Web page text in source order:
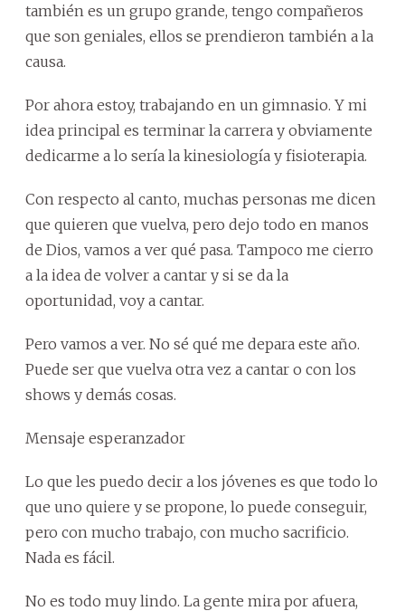
también es un grupo grande, tengo compañeros
que son geniales, ellos se prendieron también a la
causa.
Por ahora estoy, trabajando en un gimnasio. Y mi
idea principal es terminar la carrera y obviamente
dedicarme a lo sería la kinesiología y fisioterapia.
Con respecto al canto, muchas personas me dicen
que quieren que vuelva, pero dejo todo en manos
de Dios, vamos a ver qué pasa. Tampoco me cierro
a la idea de volver a cantar y si se da la
oportunidad, voy a cantar.
Pero vamos a ver. No sé qué me depara este año.
Puede ser que vuelva otra vez a cantar o con los
shows y demás cosas.
Mensaje esperanzador
Lo que les puedo decir a los jóvenes es que todo lo
que uno quiere y se propone, lo puede conseguir,
pero con mucho trabajo, con mucho sacrificio.
Nada es fácil.
No es todo muy lindo. La gente mira por afuera,